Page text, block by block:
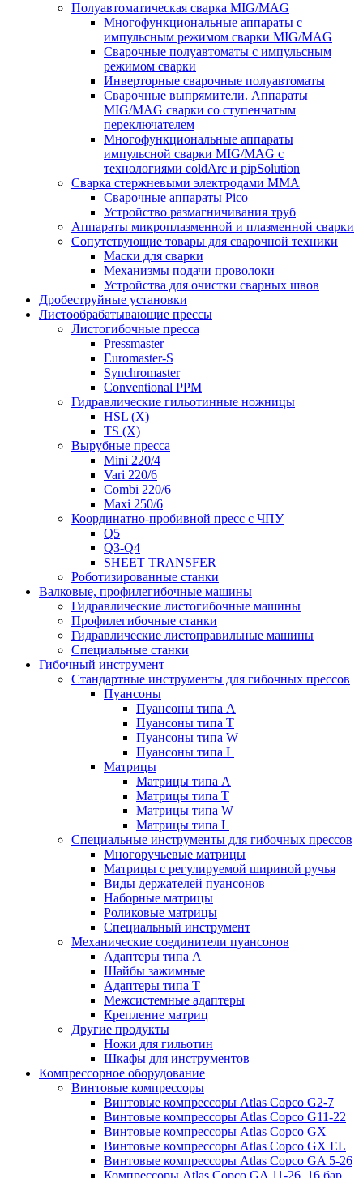
Полуавтоматическая сварка MIG/MAG
Многофункциональные аппараты с
импульсным режимом сварки MIG/MAG
Сварочные полуавтоматы с импульсным
режимом сварки
Инверторные сварочные полуавтоматы
Сварочные выпрямители. Аппараты
MIG/MAG сварки со ступенчатым
переключателем
Многофункциональные аппараты
импульсной сварки MIG/MAG с
технологиями coldArc и pipSolution
Сварка стержневыми электродами MMA
Сварочные аппараты Pico
Устройство размагничивания труб
Аппараты микроплазменной и плазменной сварки
Сопутствующие товары для сварочной техники
Маски для сварки
Механизмы подачи проволоки
Устройства для очистки сварных швов
Дробеструйные установки
Листообрабатывающие прессы
Листогибочные пресса
Pressmaster
Euromaster-S
Synchromaster
Conventional PPM
Гидравлические гильотинные ножницы
HSL (X)
TS (X)
Вырубные пресса
Mini 220/4
Vari 220/6
Combi 220/6
Maxi 250/6
Координатно-пробивной пресс с ЧПУ
Q5
Q3-Q4
SHEET TRANSFER
Роботизированные станки
Валковые, профилегибочные машины
Гидравлические листогибочные машины
Профилегибочные станки
Гидравлические листоправильные машины
Специальные станки
Гибочный инструмент
Стандартные инструменты для гибочных прессов
Пуансоны
Пуансоны типа A
Пуансоны типа T
Пуансоны типа W
Пуансоны типа L
Матрицы
Матрицы типа A
Матрицы типа T
Матрицы типа W
Матрицы типа L
Специальные инструменты для гибочных прессов
Многоручьевые матрицы
Матрицы с регулируемой шириной ручья
Виды держателей пуансонов
Наборные матрицы
Роликовые матрицы
Специальный инструмент
Механические соединители пуансонов
Адаптеры типа A
Шайбы зажимные
Адаптеры типа T
Межсистемные адаптеры
Крепление матриц
Другие продукты
Ножи для гильотин
Шкафы для инструментов
Компрессорное оборудование
Винтовые компрессоры
Винтовые компрессоры Atlas Copco G2-7
Винтовые компрессоры Atlas Copco G11-22
Винтовые компрессоры Atlas Copco GX
Винтовые компрессоры Atlas Copco GX EL
Винтовые компрессоры Atlas Copco GA 5-26
Компрессоры Atlas Copco GA 11-26_16 бар